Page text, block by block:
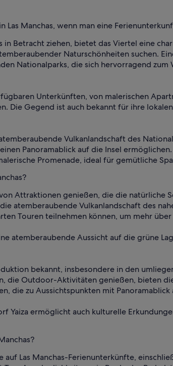
Manchas, wenn man eine
in Betracht ziehen, bietet das Viertel eine
Naturschönheiten suchen.
Nationalparks, die sich hervorragend
Unterkünften, von malerischen
Die Gegend ist auch bekannt für ihre
Vulkanlandschaft des
Panoramablick auf die Insel
Promenade, ideal für gemütliche
Attraktionen genießen, die die
atemberaubende Vulkanlandschaft des
Touren teilnehmen können, um mehr
atemberaubende Aussicht auf die grüne
bekannt, insbesondere in den
die Outdoor-Aktivitäten genießen, bieten
die zu Aussichtspunkten mit
Yaiza ermöglicht auch kulturelle
Las Manchas-Ferienunterkünfte,